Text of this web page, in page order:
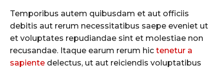
Temporibus autem quibusdam et aut officiis
debitis aut rerum necessitatibus saepe eveniet ut
et voluptates repudiandae sint et molestiae non
recusandae. Itaque earum rerum hic tenetur a
sapiente delectus, ut aut reiciendis voluptatibus